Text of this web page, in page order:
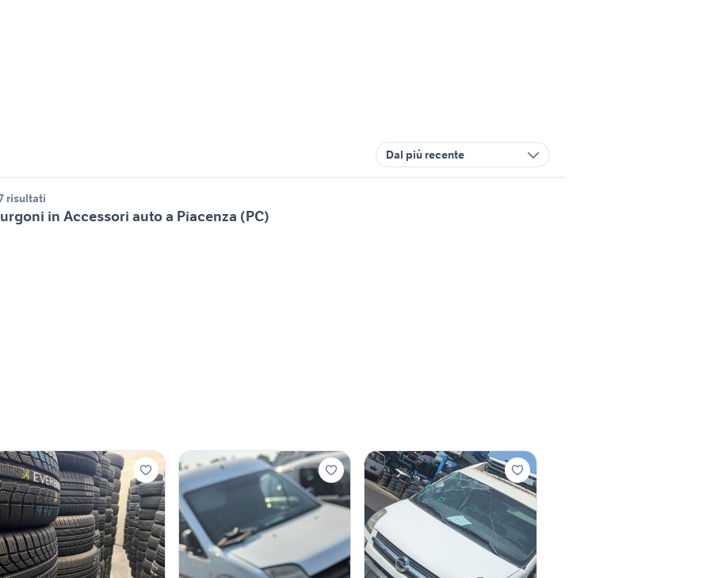
Dal più recente
risultati
in Accessori auto a Piacenza (PC)